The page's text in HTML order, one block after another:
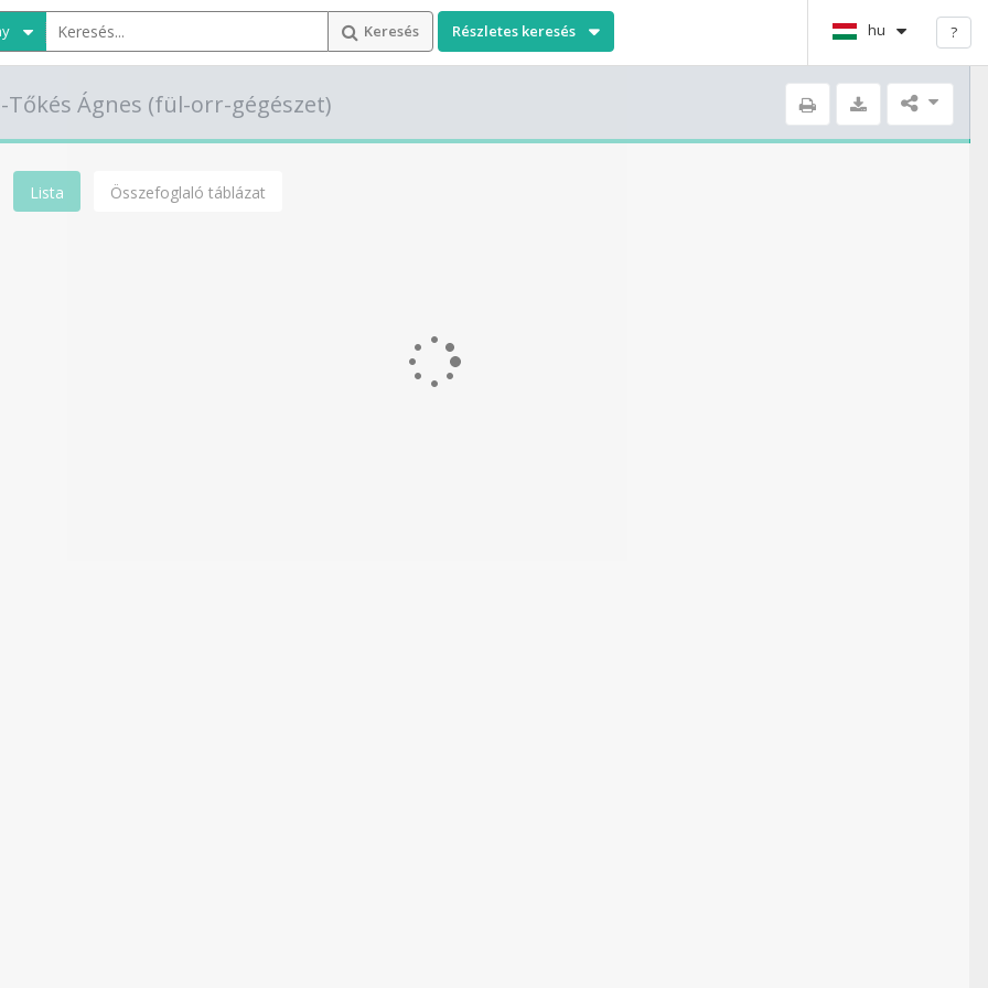
Keresés Részletes keresés hu ?
Tőkés Ágnes (fül-orr-gégészet)
Lista Összefoglaló táblázat